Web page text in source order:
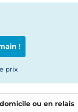
!
prix
ou en relais